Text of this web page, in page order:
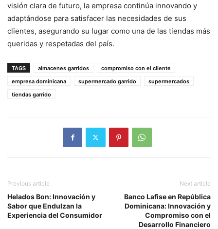
visión clara de futuro, la empresa continúa innovando y
adaptándose para satisfacer las necesidades de sus
clientes, asegurando su lugar como una de las tiendas más
queridas y respetadas del país.
TAGS almacenes garridos
compromiso con el cliente
empresa dominicana
supermercado garrido
supermercados
tiendas garrido
Previous article
Helados Bon: Innovación y
Sabor que Endulzan la
Experiencia del Consumidor
Next article
Banco Lafise en República
Dominicana: Innovación y
Compromiso con el
Desarrollo Financiero